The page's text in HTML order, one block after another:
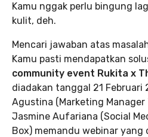
Kamu nggak perlu bingung
kulit, deh.
Mencari jawaban atas
Kamu pasti mendapatkan
community event Rukita x
diadakan tanggal 21 Februari
Agustina (Marketing Manager
Jasmine Aufariana (Social
Box) memandu webinar yang